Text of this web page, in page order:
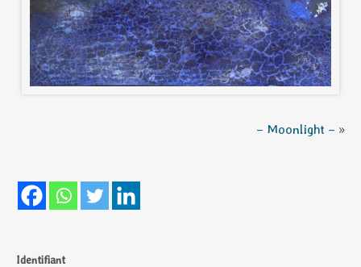
– Moonlight – »
Identifiant